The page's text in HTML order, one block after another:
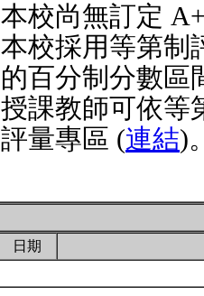
本校尚無訂定
本校採用等第制
的百分制分數區
授課教師可依等
評量專區 (連結)
日期